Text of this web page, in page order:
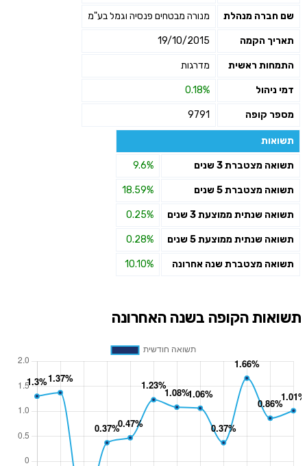
שם חברה מנהלת מנורה מבטחים פנסיה וגמל בע"מ
תאריך הקמה 19/10/2015
התמחות ראשית מדרגות
דמי ניהול 0.18%
מספר קופה 9791
תשואות
תשואה מצטברת 3 שנים 9.6%
תשואה מצטברת 5 שנים 18.59%
תשואה שנתית ממוצעת 3 שנים 0.25%
תשואה שנתית ממוצעת 5 שנים 0.28%
תשואה מצטברת שנה אחרונה 10.10%
תשואות הקופה בשנה האחרונה